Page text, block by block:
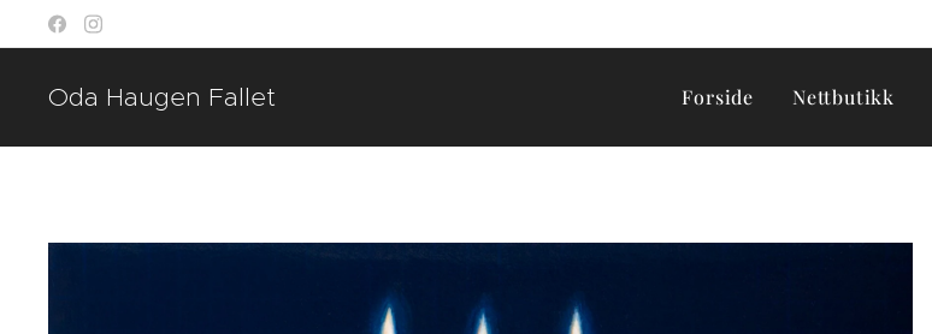
Oda Haugen Fallet Forside Nettbutikk